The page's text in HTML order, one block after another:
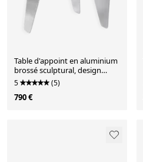
Table d'appoint en aluminium
brossé sculptural, design
contemporain minimaliste
5 (5)
790 €